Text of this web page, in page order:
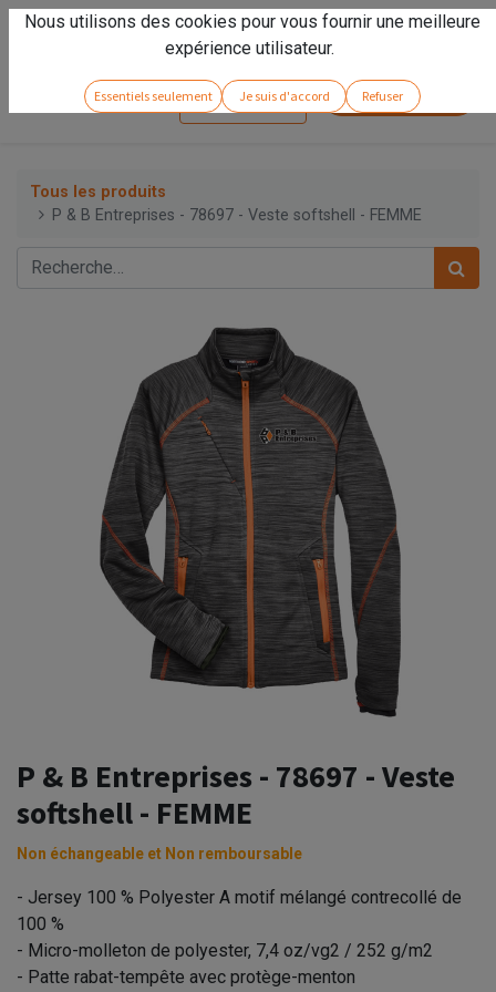
Vivez l'expérienceArseno!
Se connecter Service client
Tous les produits
P & B Entreprises - 78697 - Veste softshell - FEMME
P & B Entreprises - 78697 - Veste
softshell - FEMME
Non échangeable et Non remboursable
- Jersey 100 % Polyester A motif mélangé contrecollé de
100 %
- Micro-molleton de polyester, 7,4 oz/vg2 / 252 g/m2
- Patte rabat-tempête avec protège-menton
Nous utilisons des cookies pour vous fournir une meilleure
expérience utilisateur.
Essentiels seulement Je suis d'accord Refuser